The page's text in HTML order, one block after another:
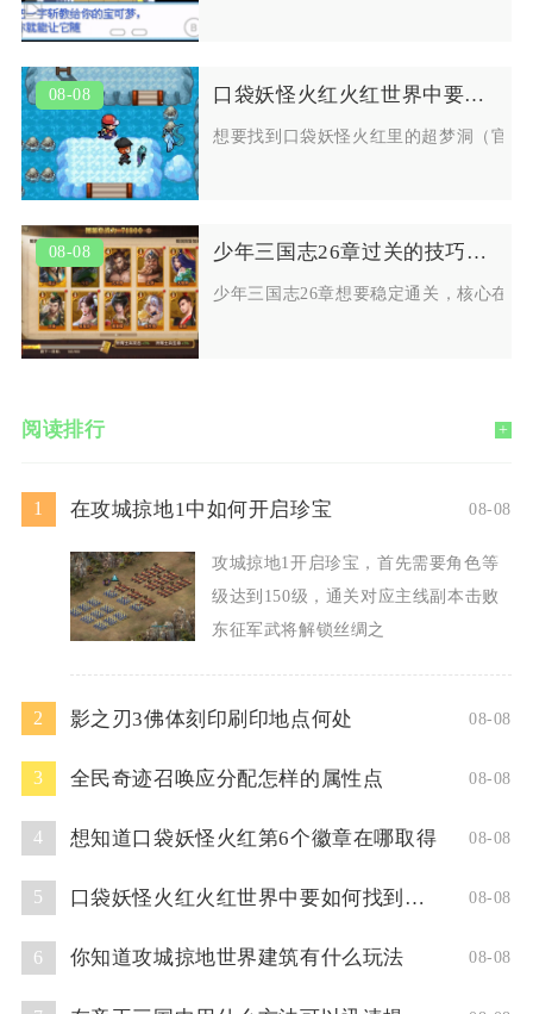
08-08 口袋妖怪火红火红世界中要如何找到超梦洞
想要找到口袋妖怪火红里的超梦洞（官
08-08 少年三国志26章过关的技巧是什么
少年三国志26章想要稳定通关，核心在
阅读排行 +
1 在攻城掠地1中如何开启珍宝 08-08
攻城掠地1开启珍宝，首先需要角色等
级达到150级，通关对应主线副本击败
东征军武将解锁丝绸之
2 影之刃3佛体刻印刷印地点何处 08-08
3 全民奇迹召唤应分配怎样的属性点 08-08
4 想知道口袋妖怪火红第6个徽章在哪取得 08-08
5 口袋妖怪火红火红世界中要如何找到超梦洞 08-08
6 你知道攻城掠地世界建筑有什么玩法 08-08